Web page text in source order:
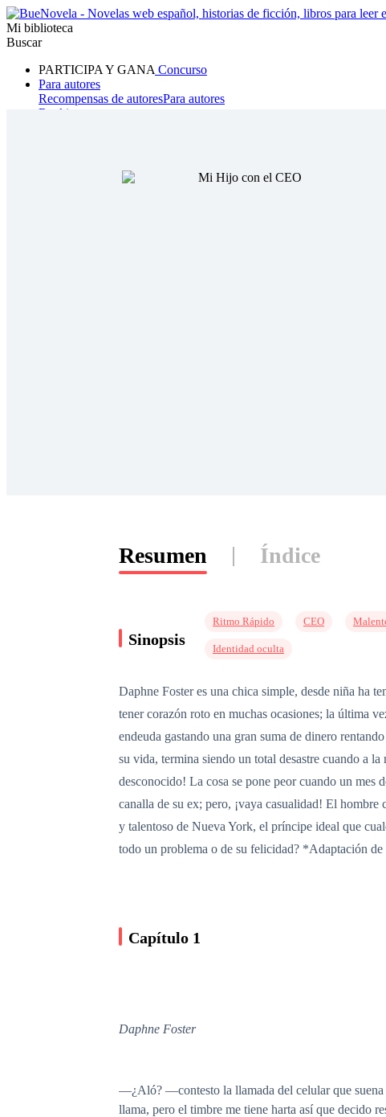
Mi biblioteca
Buscar
PARTICIPA Y GANA Concurso
Para autores
Recompensas de autoresPara autores
Ranking
Hombre lobo MafiaSistema FantasíaUrbano
Resumen Índice
Sinopsis
Ritmo Rápido CEO
Identidad oculta
Daphne Foster es una chica simple, desde niña ha
tener corazón roto en muchas ocasiones; la última
endeuda gastando una gran suma de dinero
su vida, termina siendo un total desastre cuando a
desconocido! La cosa se pone peor cuando un mes
canalla de su ex; pero, ¡vaya casualidad! El
y talentoso de Nueva York, el príncipe ideal que
todo un problema o de su felicidad? *Adaptación
Capítulo 1
Daphne Foster
—¿Aló? —contesto la llamada del celular que suena
llama, pero el timbre me tiene harta así que decido